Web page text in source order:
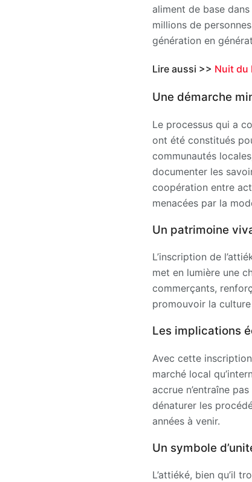
aliment de base
millions de
génération en
Lire aussi >> Nuit du
Une démarche
Le processus qui a
ont été constitués
communautés
documenter les
coopération entre
menacées par la
Un patrimoine
L’inscription de
met en lumière une
commerçants,
promouvoir la culture
Les implications
Avec cette
marché local
accrue n’entraîne
dénaturer les
années à venir.
Un symbole
L’attiéké, bien qu’il